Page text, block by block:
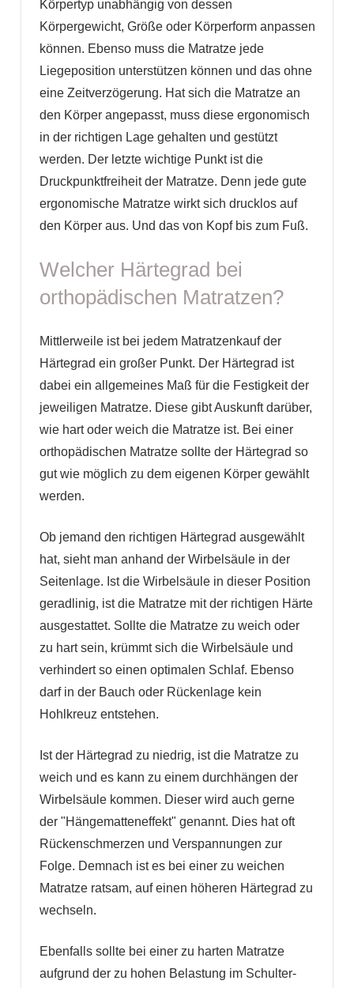
Körpertyp unabhängig von dessen
Körpergewicht, Größe oder Körperform anpassen
können. Ebenso muss die Matratze jede
Liegeposition unterstützen können und das ohne
eine Zeitverzögerung. Hat sich die Matratze an
den Körper angepasst, muss diese ergonomisch
in der richtigen Lage gehalten und gestützt
werden. Der letzte wichtige Punkt ist die
Druckpunktfreiheit der Matratze. Denn jede gute
ergonomische Matratze wirkt sich drucklos auf
den Körper aus. Und das von Kopf bis zum Fuß.
Welcher Härtegrad bei
orthopädischen Matratzen?
Mittlerweile ist bei jedem Matratzenkauf der
Härtegrad ein großer Punkt. Der Härtegrad ist
dabei ein allgemeines Maß für die Festigkeit der
jeweiligen Matratze. Diese gibt Auskunft darüber,
wie hart oder weich die Matratze ist. Bei einer
orthopädischen Matratze sollte der Härtegrad so
gut wie möglich zu dem eigenen Körper gewählt
werden.
Ob jemand den richtigen Härtegrad ausgewählt
hat, sieht man anhand der Wirbelsäule in der
Seitenlage. Ist die Wirbelsäule in dieser Position
geradlinig, ist die Matratze mit der richtigen Härte
ausgestattet. Sollte die Matratze zu weich oder
zu hart sein, krümmt sich die Wirbelsäule und
verhindert so einen optimalen Schlaf. Ebenso
darf in der Bauch oder Rückenlage kein
Hohlkreuz entstehen.
Ist der Härtegrad zu niedrig, ist die Matratze zu
weich und es kann zu einem durchhängen der
Wirbelsäule kommen. Dieser wird auch gerne
der "Hängematteneffekt" genannt. Dies hat oft
Rückenschmerzen und Verspannungen zur
Folge. Demnach ist es bei einer zu weichen
Matratze ratsam, auf einen höheren Härtegrad zu
wechseln.
Ebenfalls sollte bei einer zu harten Matratze
aufgrund der zu hohen Belastung im Schulter-